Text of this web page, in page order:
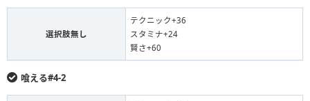
選択肢無し
テクニック+36
スタミナ+24
賢さ+60
喰える#4-2